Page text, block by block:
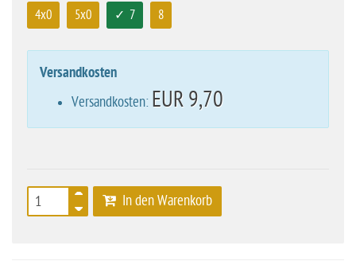
4x0 5x0 7 8
Versandkosten
Versandkosten: EUR 9,70
In den Warenkorb